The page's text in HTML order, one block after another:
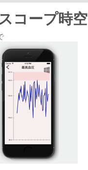
コープ時空